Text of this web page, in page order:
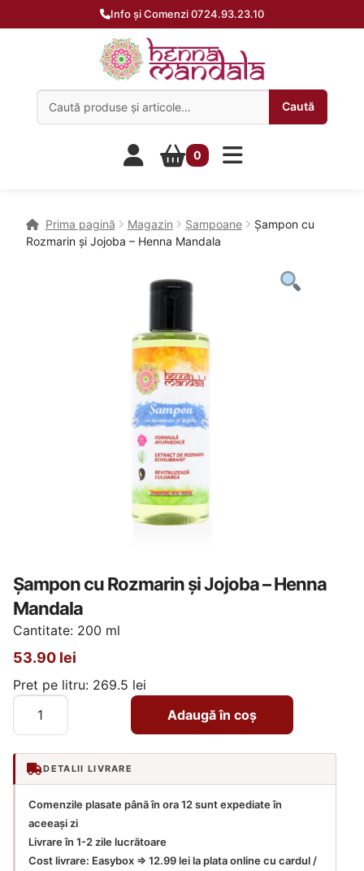
Info și Comenzi 0724.93.23.10
Caută
0
Prima pagină Magazin Șampoane
Șampon cu
Rozmarin și Jojoba – Henna Mandala
Șampon cu Rozmarin și Jojoba – Henna
Mandala
Cantitate: 200 ml
53.90 lei
Pret pe litru: 269.5 lei
Cantitate
Șampon
Rozmarin
și
Jojoba
Henna
Mandala
Adaugă în coș
DETALII LIVRARE
Comenzile plasate până în ora 12 sunt expediate în
aceeași zi
Livrare în 1-2 zile lucrătoare
Cost livrare: Easybox => 12.99 lei la plata online cu cardul /